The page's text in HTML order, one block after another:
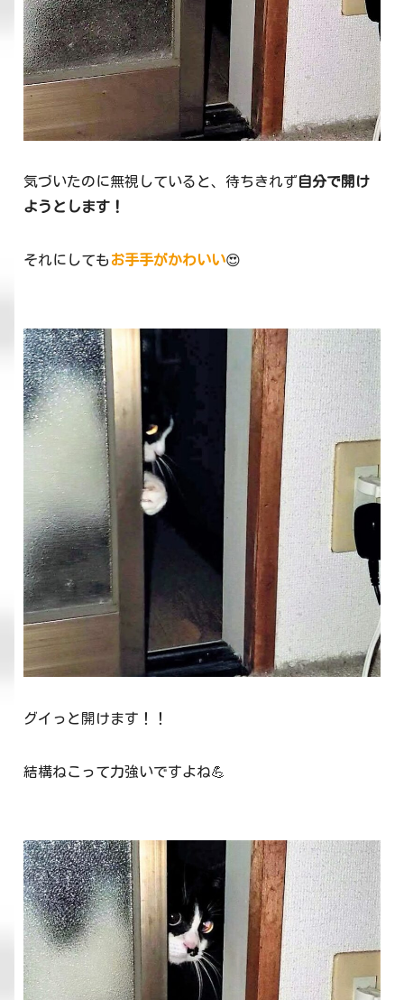
気づいたのに無視していると、待ちきれず自分で開け
ようとします！
それにしてもお手手がかわいい😍
グイっと開けます！！
結構ねこって力強いですよね💪